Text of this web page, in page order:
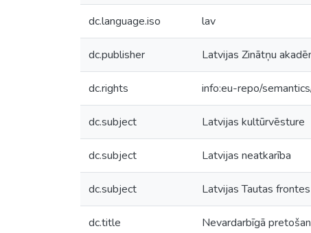
dc.language.iso lav
dc.publisher Latvijas Zinātņu
dc.rights info:eu-repo/
dc.subject Latvijas kultūrvēsture
dc.subject Latvijas neatkarība
dc.subject Latvijas Tautas
dc.title Nevardarbīgā